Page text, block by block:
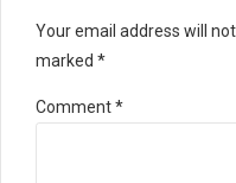
Your email address will
marked *
Comment*